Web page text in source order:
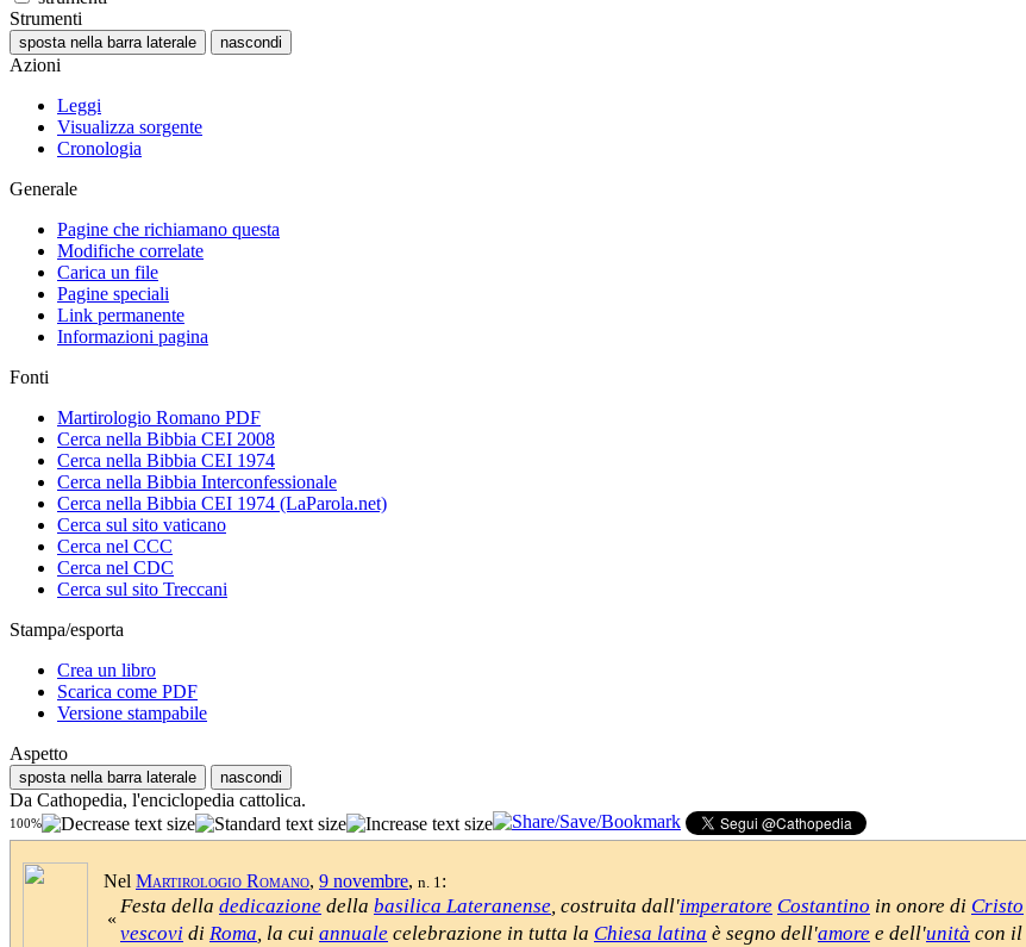
Strumenti
sposta nella barra laterale nascondi
Azioni
Leggi
Visualizza sorgente
Cronologia
Generale
Pagine che richiamano questa
Modifiche correlate
Carica un file
Pagine speciali
Link permanente
Informazioni pagina
Fonti
Martirologio Romano PDF
Cerca nella Bibbia CEI 2008
Cerca nella Bibbia CEI 1974
Cerca nella Bibbia Interconfessionale
Cerca nella Bibbia CEI 1974 (LaParola.net)
Cerca sul sito vaticano
Cerca nel CCC
Cerca nel CDC
Cerca sul sito Treccani
Stampa/esporta
Crea un libro
Scarica come PDF
Versione stampabile
Aspetto
sposta nella barra laterale nascondi
Da Cathopedia, l'enciclopedia cattolica.
100%
Nel Martirologio Romano, 9 novembre, n. 1:
«
Festa della dedicazione della basilica Lateranense, costruita dall'imperatore Costantino in onore di Cristo
vescovi di Roma, la cui annuale celebrazione in tutta la Chiesa latina è segno dell'amore e dell'unità con il